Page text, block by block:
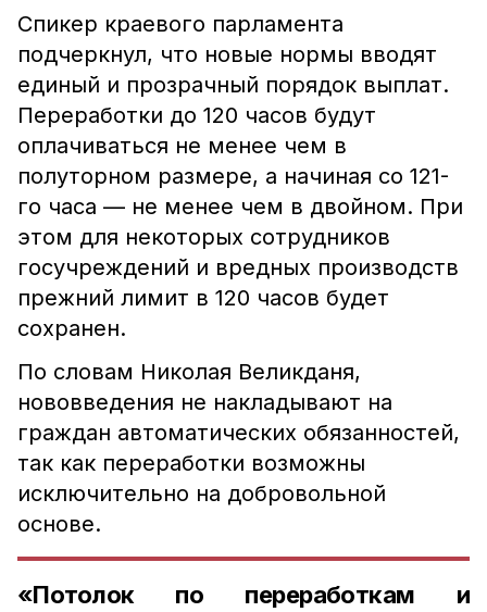
Спикер краевого парламента
подчеркнул, что новые нормы вводят
единый и прозрачный порядок выплат.
Переработки до 120 часов будут
оплачиваться не менее чем в
полуторном размере, а начиная со 121-
го часа — не менее чем в двойном. При
этом для некоторых сотрудников
госучреждений и вредных производств
прежний лимит в 120 часов будет
сохранен.
По словам Николая Великданя,
нововведения не накладывают на
граждан автоматических обязанностей,
так как переработки возможны
исключительно на добровольной
основе.
«Потолок по переработкам и